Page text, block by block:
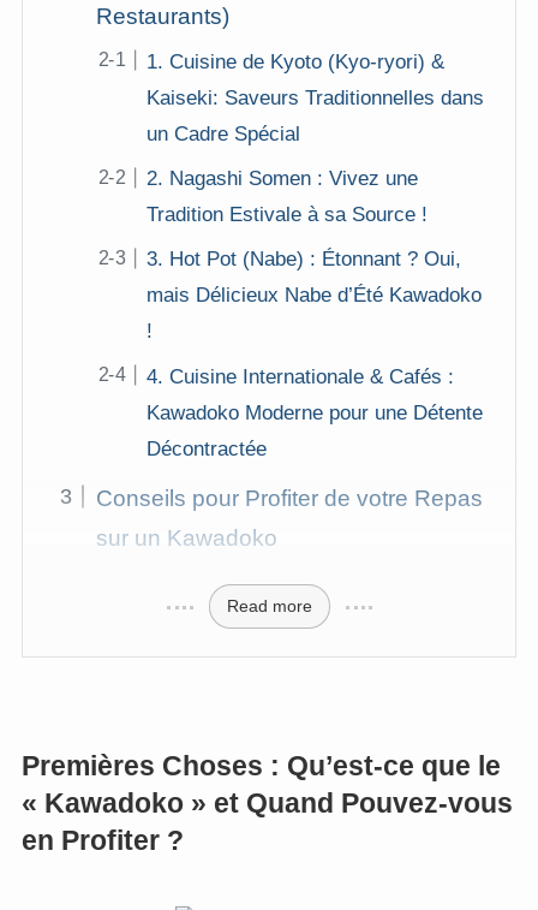
Restaurants)
1. Cuisine de Kyoto (Kyo-ryori) &
Kaiseki: Saveurs Traditionnelles dans
un Cadre Spécial
2. Nagashi Somen : Vivez une
Tradition Estivale à sa Source !
3. Hot Pot (Nabe) : Étonnant ? Oui,
mais Délicieux Nabe d’Été Kawadoko
!
4. Cuisine Internationale & Cafés :
Kawadoko Moderne pour une Détente
Décontractée
Conseils pour Profiter de votre Repas
sur un Kawadoko
Read more
Premières Choses : Qu’est-ce que le
« Kawadoko » et Quand Pouvez-vous
en Profiter ?